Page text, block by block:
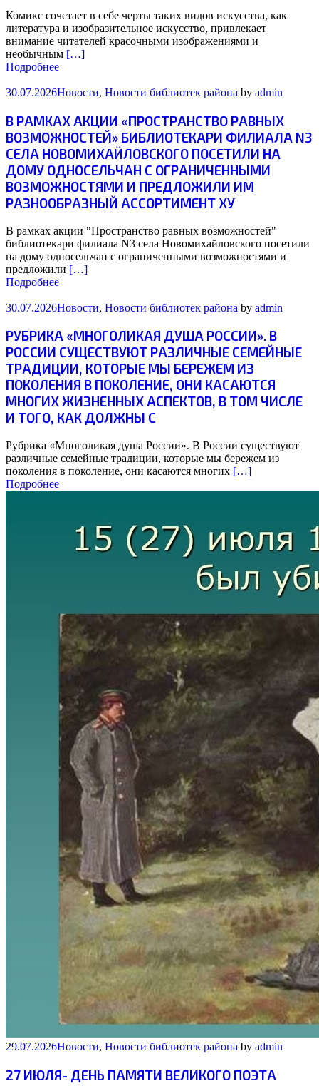
Комикс сочетает в себе черты таких видов искусства, как
литература и изобразительное искусство, привлекает
внимание читателей красочными изображениями и
необычным […]
Подробнее
30.07.2026Новости, Новости библиотек района by admin
В РАМКАХ АКЦИИ «ПРОСТРАНСТВО РАВНЫХ
ВОЗМОЖНОСТЕЙ» БИБЛИОТЕКАРИ ФИЛИАЛА N3
СЕЛА НОВОМИХАЙЛОВСКОГО ПОСЕТИЛИ НА
ДОМУ ОДНОСЕЛЬЧАН С ОГРАНИЧЕННЫМИ
ВОЗМОЖНОСТЯМИ И ПРЕДЛОЖИЛИ ИМ
РАЗНООБРАЗНЫЙ АССОРТИМЕНТ ХУ
В рамках акции "Пространство равных возможностей"
библиотекари филиала N3 села Новомихайловского посетили
на дому односельчан с ограниченными возможностями и
предложили […]
Подробнее
30.07.2026Новости, Новости библиотек района by admin
РУБРИКА «МНОГОЛИКАЯ ДУША РОССИИ». В
РОССИИ СУЩЕСТВУЮТ РАЗЛИЧНЫЕ СЕМЕЙНЫЕ
ТРАДИЦИИ, КОТОРЫЕ МЫ БЕРЕЖЕМ ИЗ
ПОКОЛЕНИЯ В ПОКОЛЕНИЕ, ОНИ КАСАЮТСЯ
МНОГИХ ЖИЗНЕННЫХ АСПЕКТОВ, В ТОМ ЧИСЛЕ
И ТОГО, КАК ДОЛЖНЫ С
Рубрика «Многоликая душа России». В России существуют
различные семейные традиции, которые мы бережем из
поколения в поколение, они касаются многих […]
Подробнее
29.07.2026Новости, Новости библиотек района by admin
27 ИЮЛЯ- ДЕНЬ ПАМЯТИ ВЕЛИКОГО ПОЭТА